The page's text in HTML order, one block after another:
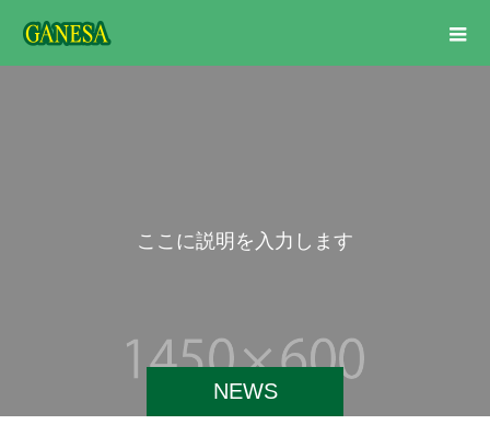
NEWS
ここに説明を入力し ます。